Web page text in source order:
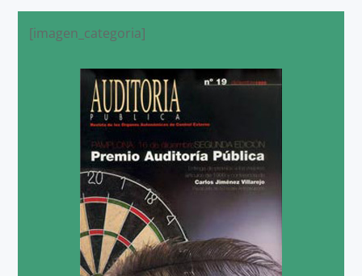
[imagen_categoria]